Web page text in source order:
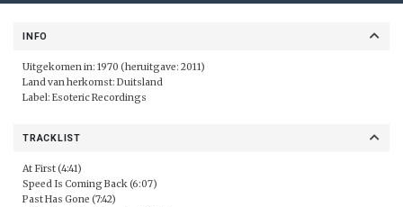
INFO
Uitgekomen in: 1970 (heruitgave: 2011)
Land van herkomst: Duitsland
Label: Esoteric Recordings
TRACKLIST
At First (4:41)
Speed Is Coming Back (6:07)
Past Has Gone (7:42)